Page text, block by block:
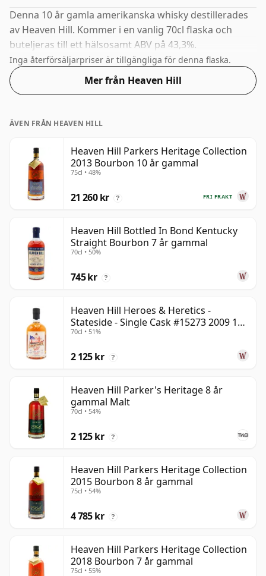
Denna 10 år gamla amerikanska whisky destillerades
av Heaven Hill. Kommer i en vanlig 70cl flaska och
buteljeras till ett hälsosamt ABV på 43,3%.
Inga återförsäljarpriser är tillgängliga för denna flaska.
Mer från Heaven Hill
ÄVEN FRÅN HEAVEN HILL
Heaven Hill Parkers Heritage Collection
2013 Bourbon 10 år gammal
75cl • 48%
FRI FRAKT
21 260 kr ?
Heaven Hill Bottled In Bond Kentucky
Straight Bourbon 7 år gammal
70cl • 50%
745 kr ?
Heaven Hill Heroes & Heretics -
Stateside - Single Cask #15273 2009 11
år gammal
70cl • 51%
2 125 kr ?
Heaven Hill Parker's Heritage 8 år
gammal Malt
70cl • 54%
2 125 kr ?
Heaven Hill Parkers Heritage Collection
2015 Bourbon 8 år gammal
75cl • 54%
4 785 kr ?
Heaven Hill Parkers Heritage Collection
2018 Bourbon 7 år gammal
75cl • 55%